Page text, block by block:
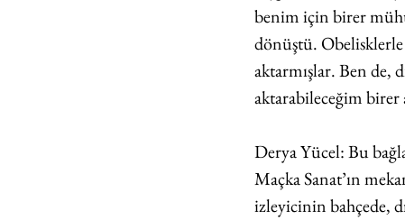
benim için birer
dönüştü. Obelisklerle
aktarmışlar. Ben de,
aktarabileceğim
Derya Yücel: Bu
Maçka Sanat’ın
izleyicinin bahçede,